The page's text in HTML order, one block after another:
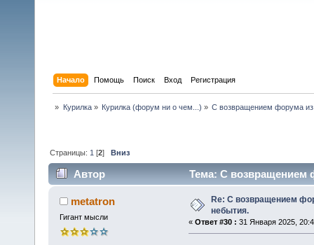
Начало Помощь Поиск Вход Регистрация
» Курилка» Курилка (форум ни о чем...) » С возвращением форума из
Страницы: 1 [2]Вниз
Автор Тема: С возвращением
metatron
Гигант мысли
Re: С возвращением
небытия.
« Ответ #30 : 31 Января 2025,